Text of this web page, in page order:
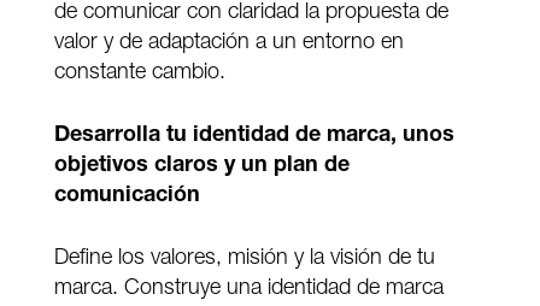
de comunicar con claridad la propuesta de
valor y de adaptación a un entorno en
constante cambio.
Desarrolla tu identidad de marca, unos
objetivos claros y un plan de
comunicación
Define los valores, misión y la visión de tu
marca. Construye una identidad de marca